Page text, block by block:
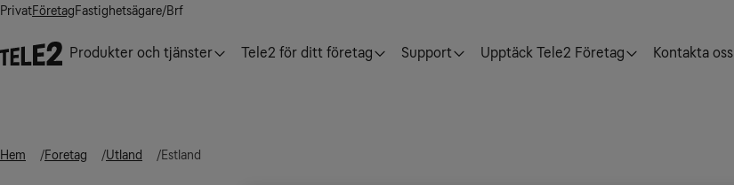
PrivatFöretagFastighetsägare/Brf
Produkter och tjänster Tele2 för ditt företag Support Upptäck Tele2 Företag Kontakta oss
Hem Foretag Utland Estland